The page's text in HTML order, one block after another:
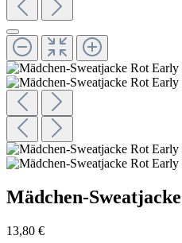
Mädchen-
13,80 €